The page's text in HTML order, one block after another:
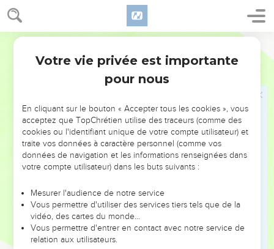
Apocalypse 12
et eux l'ont vaincu à cause du sang de l'Agneau et à cause
de la parole de leur témoignage ; et ils n'ont pas aimé leur
vie, même jusqu'à la mort.
C'est pourquoi réjouissez-vous, cieux et vous qui y
habitez. Malheur à la terre et à la mer, car le diable est
descendu vers vous, étant en grande fureur, sachant qu'il a
Et quand le dragon vit qu'il avait été précipité sur la terre, il
persécuta la femme qui avait enfanté le fils mâle.
Et les deux ailes du grand aigle furent données à la
femme, afin qu'elle s'envolât dans le désert, en son lieu, où
temps, loin de la face du serpent.
Et le serpent lança de sa bouche de l'eau, comme un
fleuve, après la femme, afin de la faire emporter par le
fleuve ;
Votre vie privée est importante
pour nous
En cliquant sur le bouton « Accepter tous les cookies », vous
acceptez que TopChrétien utilise des traceurs (comme des
cookies ou l'identifiant unique de votre compte utilisateur) et
traite vos données à caractère personnel (comme vos
données de navigation et les informations renseignées dans
votre compte utilisateur) dans les buts suivants :
Mesurer l'audience de notre service
Vous permettre d'utiliser des services tiers tels que de la
vidéo, des cartes du monde…
Vous permettre d'entrer en contact avec notre service de
relation aux utilisateurs.